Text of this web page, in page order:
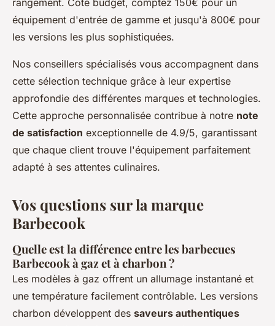
rangement. Côté budget, comptez 150€ pour un
équipement d'entrée de gamme et jusqu'à 800€ pour
les versions les plus sophistiquées.
Nos conseillers spécialisés vous accompagnent dans
cette sélection technique grâce à leur expertise
approfondie des différentes marques et technologies.
Cette approche personnalisée contribue à notre note
de satisfaction exceptionnelle de 4.9/5, garantissant
que chaque client trouve l'équipement parfaitement
adapté à ses attentes culinaires.
Vos questions sur la marque
Barbecook
Quelle est la différence entre les barbecues
Barbecook à gaz et à charbon ?
Les modèles à gaz offrent un allumage instantané et
une température facilement contrôlable. Les versions
charbon développent des saveurs authentiques